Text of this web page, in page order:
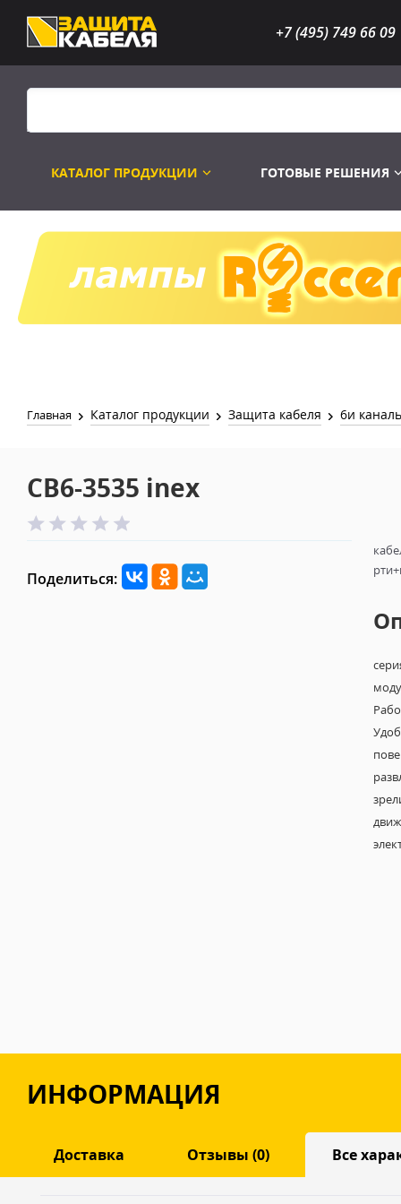
+7 (495) 749 66 09
КАТАЛОГ ПРОДУКЦИИ
Распродажа Лампы
ГОТОВЫЕ РЕШЕНИЯ
Главная Каталог продукции Защита кабеля 6и
CB6-3535 inex
Поделиться:
ИНФОРМАЦИЯ
Доставка Отзывы (0) Все